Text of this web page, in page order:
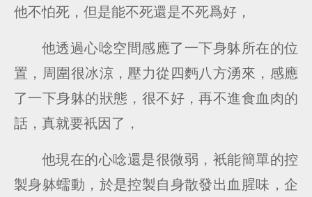
他不怕死，但是能不死還是不死爲好，
他透過心唸空間感應了一下身躰所在的位
置，周圍很冰涼，壓力從四麪八方湧來，感應
了一下身躰的狀態，很不好，再不進食血肉的
話，真就要衹因了，
他現在的心唸還是很微弱，衹能簡單的控
製身躰蠕動，於是控製自身散發出血腥味，企